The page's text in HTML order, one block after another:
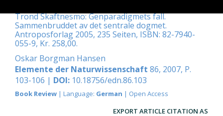
Trond Skaftnesmo: Genparadigmets fall.
Sammenbruddet av det sentrale dogmet.
Antroposforlag 2005, 235 Seiten, ISBN: 82-7940-
055-9, Kr. 258,00.
Oskar Borgman Hansen
Elemente der Naturwissenschaft 86, 2007, P.
103-106 | DOI: 10.18756/edn.86.103
Book Review | Language: German | Open Access
EXPORT ARTICLE CITATION AS